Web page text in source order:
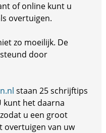
of online kunt u
overtuigen.
zo moeilijk. De
door
staan 25 schrijftips
kunt het daarna
u een groot
overtuigen van uw